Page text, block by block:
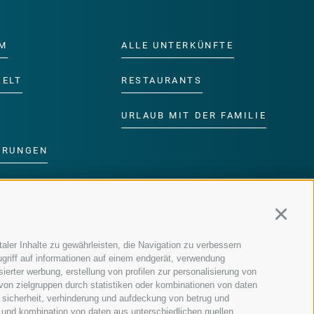
Inhalte zu gewährleisten, die Navigation zu verbessern
auf informationen auf einem endgerät, verwendung
werbung, erstellung von profilen zur personalisierung von
zielgruppen durch statistiken oder kombinationen von daten
verhinderung und aufdeckung von betrug und
kombination von daten aus unterschiedlichen quellen,
ALLE UNTERKÜNFTE
RESTAURANTS
URLAUB MIT DER FAMILIE